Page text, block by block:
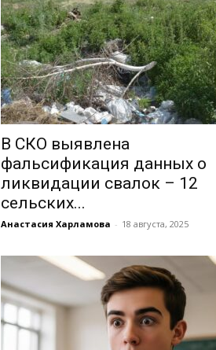
В СКО выявлена
фальсификация данных о
ликвидации свалок – 12
сельских...
Анастасия Харламова - 18 августа, 2025